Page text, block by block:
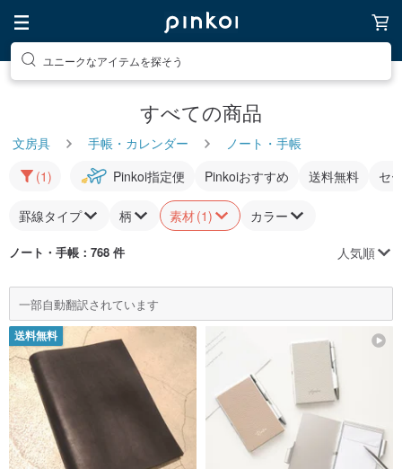
ユニークなアイテムを探そう
すべての商品
文房具 手帳・カレンダー
ノート・手帳
(1)
Pinkoi指定便 Pinkoiおすすめ 送料無料 セ
罫線タイプ 柄 素材(1) カラー
ノート・手帳 ：768 件 人気順
一部自動翻訳されています
送料無料